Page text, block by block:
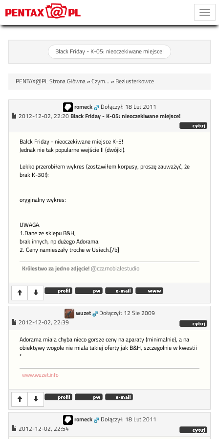
Black Friday - K-05: nieoczekiwane miejsce!
PENTAX@PL Strona Główna»Czym... » Bezlusterkowce
romeck
Dołączył: 18 Lut 2011
2012-12-02, 22:20 Black Friday - K-05: nieoczekiwane miejsce!
Balck Friday - nieoczekiwane miejsce K-5!
Jednak nie tak popularne wejście II (dwójki).
Lekko przerobiłem wykres (zostawiłem korpusy, proszę zauważyć, że
brak K-30!):
oryginalny wykres:
UWAGA.
1.Dane ze sklepu B&H,
brak innych, np dużego Adorama.
2. Ceny namieszały troche w Usiech.[/b]
Królestwo za jedno zdjęcie!@czarnobialestudio
wuzet
Dołączył: 12 Sie 2009
2012-12-02, 22:39
Adorama miala chyba nieco gorsze ceny na aparaty (minimalnie), a na
obiektywy wogole nie miala takiej oferty jak B&H, szczegolnie w kwestii
*
www.wuzet.info
romeck
Dołączył: 18 Lut 2011
2012-12-02, 22:54